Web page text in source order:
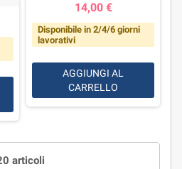
14,00 €
Disponibile in 2/4/6 giorni
lavorativi
AGGIUNGI AL
CARRELLO
articoli